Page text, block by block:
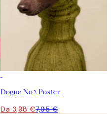
Dogue No2 Poster
Da 3,98 €7,95 €